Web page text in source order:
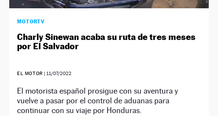
MOTORTV
Charly Sinewan acaba su ruta de tres meses
por El Salvador
EL MOTOR | 11/07/2022
El motorista español prosigue con su aventura y
vuelve a pasar por el control de aduanas para
continuar con su viaje por Honduras.